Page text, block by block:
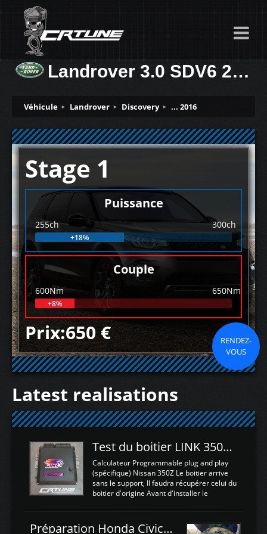
Landrover 3.0 SDV6 255ch
Véhicule Landrover Discovery ... 2016
Stage 1
Puissance
255ch 300ch
+18%
Couple
600Nm 650Nm
+8%
Prix:650 €
RENDEZ-
VOUS
Latest realisations
Test du boitier LINK 350Z Plugin ECU
Calculateur Programmable plug and play
(spécifique) Nissan 350Z Le boitier arrive
sans le support, Il faudra récupérer celui du
boitier d'origine Avant d'installer le
d'envoyer l'information de la large bande
Préparation Honda Civic Type R FK2